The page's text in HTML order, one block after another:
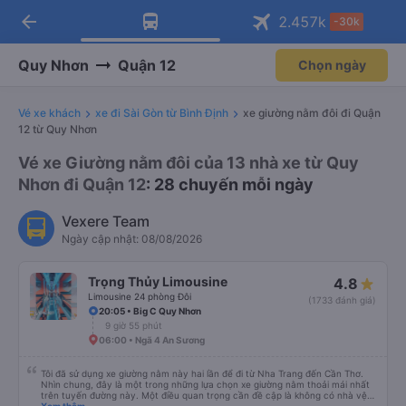
Tải app Vexere ngay!
Nhận ưu đãi thành viên độc
Mở app
Tải app Vexere
-30k/ghế khi đặt vé máy bay qua
Mở app
arrow_back 2.457k -30k
Quy Nhơn Quận 12 Chọn ngày
Vé xe khách xe đi Sài Gòn từ Bình Định
xe giường nằm đôi đi Quận
12 từ Quy Nhơn
Vé xe Giường nằm đôi của 13 nhà xe từ Quy
Nhơn đi Quận 12: 28 chuyến mỗi ngày
Vexere Team
Ngày cập nhật: 08/08/2026
Trọng Thủy Limousine
Limousine 24 phòng Đôi
4.8
(1733 đánh giá)
20:05 • Big C Quy Nhơn
9 giờ 55 phút
06:00 • Ngã 4 An Sương
Tôi đã sử dụng xe giường nằm này hai lần để đi từ Nha Trang đến Cần Thơ.
Nhìn chung, đây là một trong những lựa chọn xe giường nằm thoải mái nhất
trên tuyến đường này. Một điều quan trọng cần đề cập là không có nhà vệ